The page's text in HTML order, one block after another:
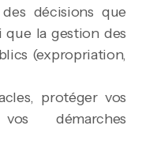
décisions que
que la gestion des
(expropriation,
protéger vos
démarches